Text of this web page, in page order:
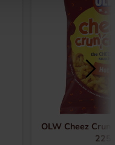
OLW Cheez